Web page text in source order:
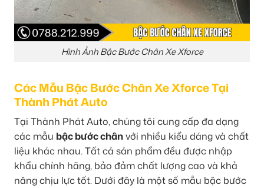
Hình Ảnh Bậc Bước Chân Xe Xforce
Các Mẫu Bậc Bước Chân Xe Xforce Tại
Thành Phát Auto
Tại Thành Phát Auto, chúng tôi cung cấp đa dạng
các mẫu bậc bước chânvới nhiều kiểu dáng và chất
liệu khác nhau. Tất cả sản phẩm đều được nhập
khẩu chính hãng, bảo đảm chất lượng cao và khả
năng chịu lực tốt. Dưới đây là một số mẫu bậc bước